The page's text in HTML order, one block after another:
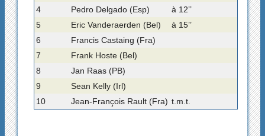
4
Pedro Delgado (Esp)
à 12’’
5
Eric Vanderaerden (Bel)
à 15’’
6
Francis Castaing (Fra)
7
Frank Hoste (Bel)
8
Jan Raas (PB)
9
Sean Kelly (Irl)
10
Jean-François Rault (Fra) t.m.t.